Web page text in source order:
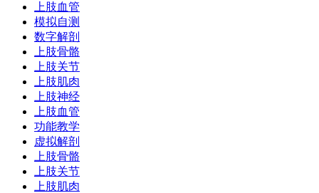
上肢血管
模拟自测
数字解剖
上肢骨骼
上肢关节
上肢肌肉
上肢神经
上肢血管
功能教学
虚拟解剖
上肢骨骼
上肢关节
上肢肌肉